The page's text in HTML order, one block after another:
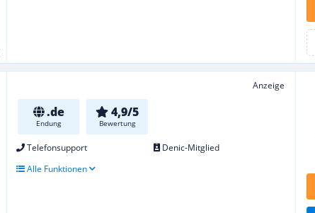
Anzeige
.de
Endung
4,9/5
Bewertung
Telefonsupport
Denic-Mitglied
Alle Funktionen